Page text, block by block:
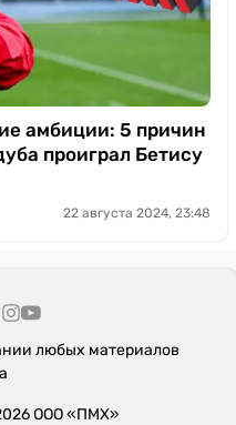
амбиции: 5 причин
проиграл Бетису
22 августа 2024, 23:48
любых материалов
ООО «ПМХ»